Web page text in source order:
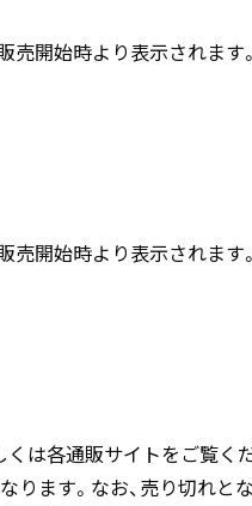
売開始時より表示されます
売開始時より表示されます
は各通販サイトをご覧く
ります。なお、売り切れと